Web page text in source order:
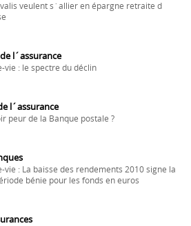
veulent s´allier en épargne retraite d
l´assurance
vie : le spectre du déclin
l´assurance
peur de la Banque postale ?
vie : La baisse des rendements 2010 signe la
bénie pour les fonds en euros